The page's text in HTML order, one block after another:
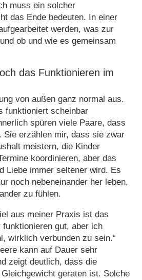
muss ein solcher
das Ende bedeuten. In einer
werden, was zur
ob und wie es gemeinsam
das Funktionieren im
von außen ganz normal aus.
funktioniert scheinbar
spüren viele Paare, dass
Sie erzählen mir, dass sie zwar
meistern, die Kinder
koordinieren, aber das
Liebe immer seltener wird. Es
noch nebeneinander her leben,
zu fühlen.
aus meiner Praxis ist das
funktionieren gut, aber ich
wirklich verbunden zu sein.“
kann auf Dauer sehr
zeigt deutlich, dass die
geraten ist. Solche